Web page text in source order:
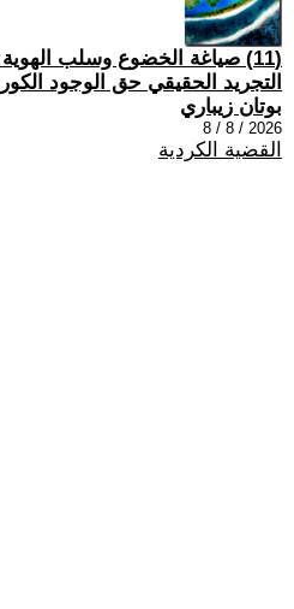
(11) صياغة الخضوع وسلب
التجريد الحقيقي حق الوجود
بوتان زيباري
2026 / 8 / 8
القضية الكردية